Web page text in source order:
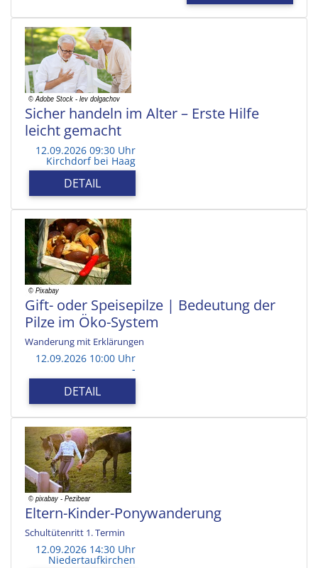
Sicher handeln im Alter – Erste Hilfe
leicht gemacht
12.09.2026 09:30 Uhr
Kirchdorf bei Haag
DETAIL
Gift- oder Speisepilze | Bedeutung der
Pilze im Öko-System
Wanderung mit Erklärungen
12.09.2026 10:00 Uhr
-
DETAIL
Eltern-Kinder-Ponywanderung
Schultütenritt 1. Termin
12.09.2026 14:30 Uhr
Niedertaufkirchen